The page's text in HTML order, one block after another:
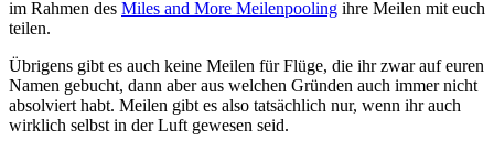
im Rahmen des Miles and More Meilenpooling ihre Meilen mit euch
teilen.
Übrigens gibt es auch keine Meilen für Flüge, die ihr zwar auf euren
Namen gebucht, dann aber aus welchen Gründen auch immer nicht
absolviert habt. Meilen gibt es also tatsächlich nur, wenn ihr auch
wirklich selbst in der Luft gewesen seid.